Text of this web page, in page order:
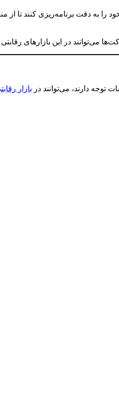
به دقت برنامه‌ریزی کنند تا از
می‌توانند در این بازارهای
دارند، می‌توانند در بازار